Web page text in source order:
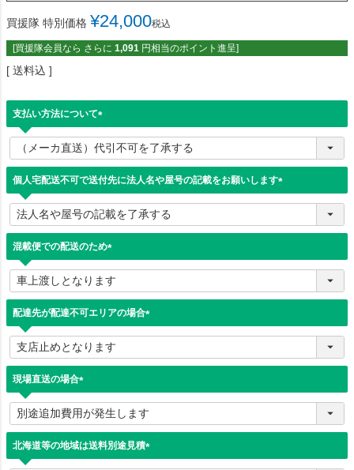
買援隊 特別価格 ¥24,000税込
[買援隊会員なら さらに 1,091 円相当のポイント進呈]
送料込
支払い方法について
(
必
須
)
個人宅配送不可で送付先に法人名や屋号の記載をお願いします
(
須
混載便での配送のため
(
必
須
配達先が配達不可エリアの場合
(
須
現場直送の場合
(
必
須
北海道等の地域は送料別途見積
(